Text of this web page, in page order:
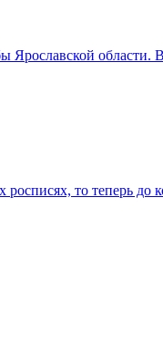
Ярославской
то теперь до